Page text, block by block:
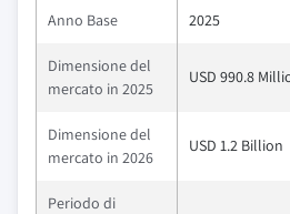
Anno Base 2025
Dimensione del
mercato in 2025
USD 990.8
Dimensione del
mercato in 2026
USD 1.2 Billion
Periodo di